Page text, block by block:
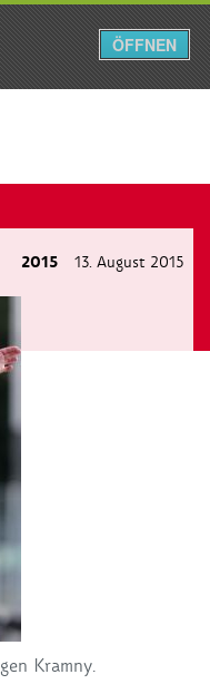
Menü
2015 13. August 2015
Kramny.
ÖFFNEN